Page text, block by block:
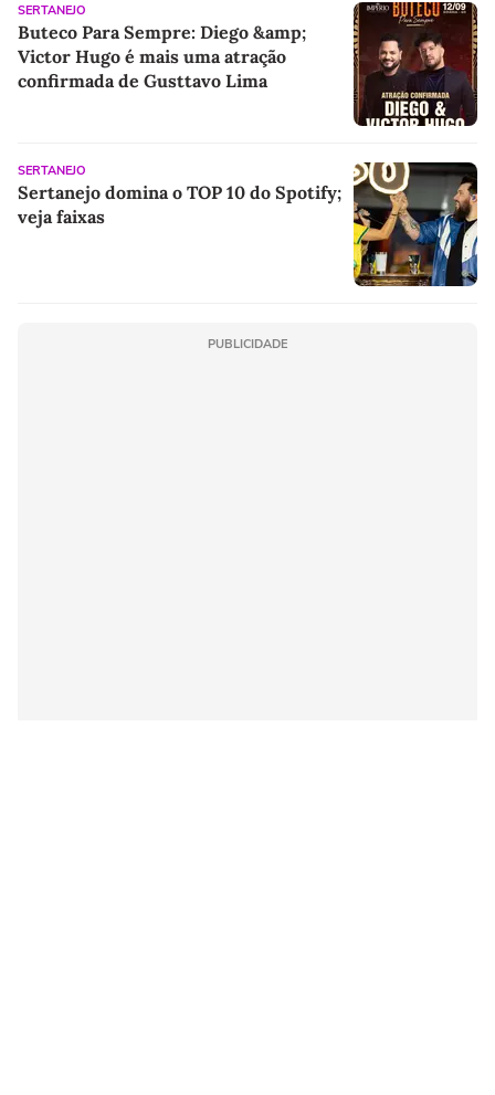
SERTANEJO
Buteco Para Sempre: Diego &amp;
Victor Hugo é mais uma atração
confirmada de Gusttavo Lima
SERTANEJO
Sertanejo domina o TOP 10 do Spotify;
veja faixas
PUBLICIDADE